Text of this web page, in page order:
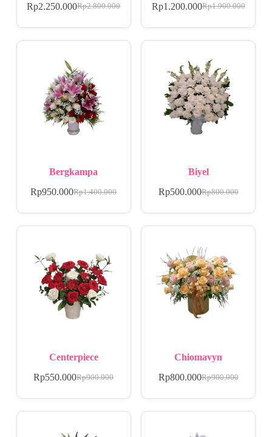
Rp2.800.000
Rp2.250.000 Rp1.900.000
Rp1.200.000
Bergkampa
Rp1.400.000
Rp950.000
Biyel
Rp800.000
Rp500.000
Centerpiece
Rp900.000
Rp550.000
Chiomavyn
Rp900.000
Rp800.000